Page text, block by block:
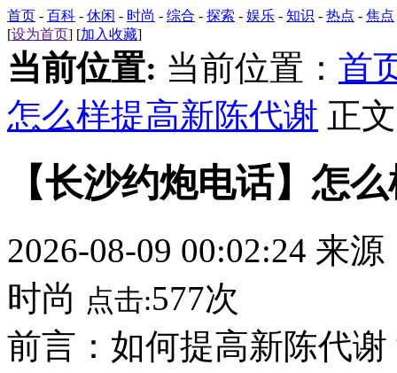
首页 - 百科 - 休闲 - 时尚 - 综合 - 探索 - 娱乐 - 知识 - 热点 - 焦点
[设为首页] [加入收藏]
当前位置: 当前位置： 首
怎么样提高新陈代谢 正文
【长沙约炮电话】怎
2026-08-09 00:02:24 来源
时尚 点击:577次
前言：如何提高新陈代